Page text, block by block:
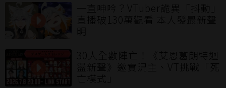
一直呻吟？VTuber詭異「抖動」
直播破130萬觀看 本人發最新聲
明
30人全數陣亡！《艾恩葛朗特迴
盪新聲》邀實況主、VT挑戰「死
亡模式」